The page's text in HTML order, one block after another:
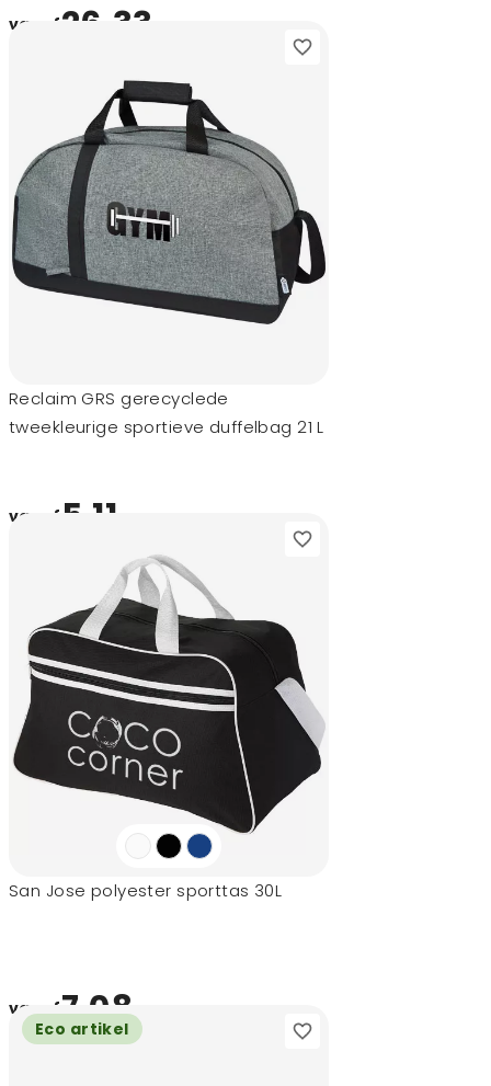
vanaf26,33
Reclaim GRS gerecyclede
tweekleurige sportieve duffelbag 21 L
vanaf 5,11
San Jose polyester sporttas 30L
vanaf7,08
Eco artikel